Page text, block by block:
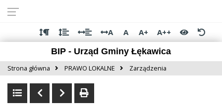
dostępności
głównej
treści
menu
stopki
A A A+
A++
BIP - Urząd Gminy Łękawica
Strona główna PRAWO LOKALNE Zarządzenia